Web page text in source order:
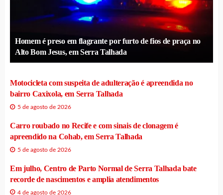
Homem é preso em flagrante por furto de fios de praça no
Alto Bom Jesus, em Serra Talhada
Motocicleta com suspeita de adulteração é apreendida no
bairro Caxixola, em Serra Talhada
5 de agosto de 2026
Carro roubado no Recife e com sinais de clonagem é
apreendido na Cohab, em Serra Talhada
5 de agosto de 2026
Em julho, Centro de Parto Normal de Serra Talhada bate
recorde de nascimentos e amplia atendimentos
4 de agosto de 2026